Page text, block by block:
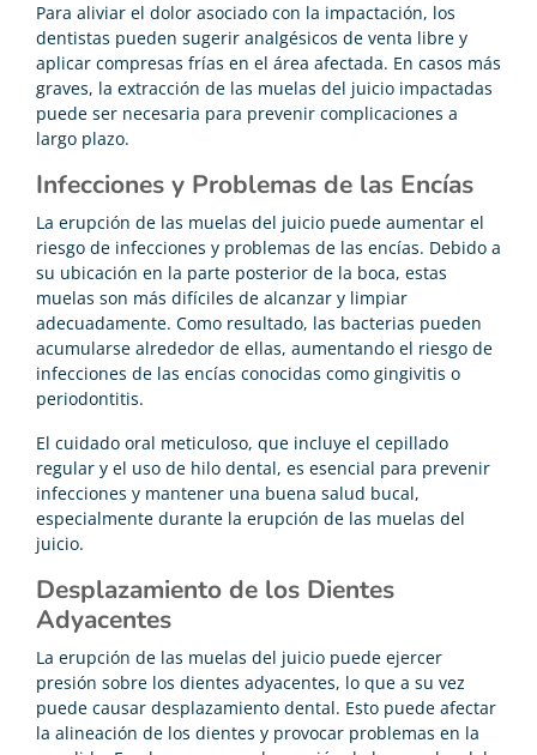
Para aliviar el dolor asociado con la impactación, los
dentistas pueden sugerir analgésicos de venta libre y
aplicar compresas frías en el área afectada. En casos más
graves, la extracción de las muelas del juicio impactadas
puede ser necesaria para prevenir complicaciones a
largo plazo.
Infecciones y Problemas de las Encías
La erupción de las muelas del juicio puede aumentar el
riesgo de infecciones y problemas de las encías. Debido a
su ubicación en la parte posterior de la boca, estas
muelas son más difíciles de alcanzar y limpiar
adecuadamente. Como resultado, las bacterias pueden
acumularse alrededor de ellas, aumentando el riesgo de
infecciones de las encías conocidas como gingivitis o
periodontitis.
El cuidado oral meticuloso, que incluye el cepillado
regular y el uso de hilo dental, es esencial para prevenir
infecciones y mantener una buena salud bucal,
especialmente durante la erupción de las muelas del
juicio.
Desplazamiento de los Dientes
Adyacentes
La erupción de las muelas del juicio puede ejercer
presión sobre los dientes adyacentes, lo que a su vez
puede causar desplazamiento dental. Esto puede afectar
la alineación de los dientes y provocar problemas en la